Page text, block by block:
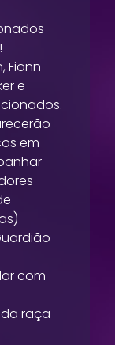
Fionn
e
em
com
raça